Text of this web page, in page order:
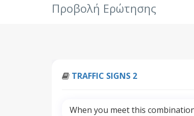
Προβολή Ερώτησης
TRAFFIC SIGNS 2
When you meet this